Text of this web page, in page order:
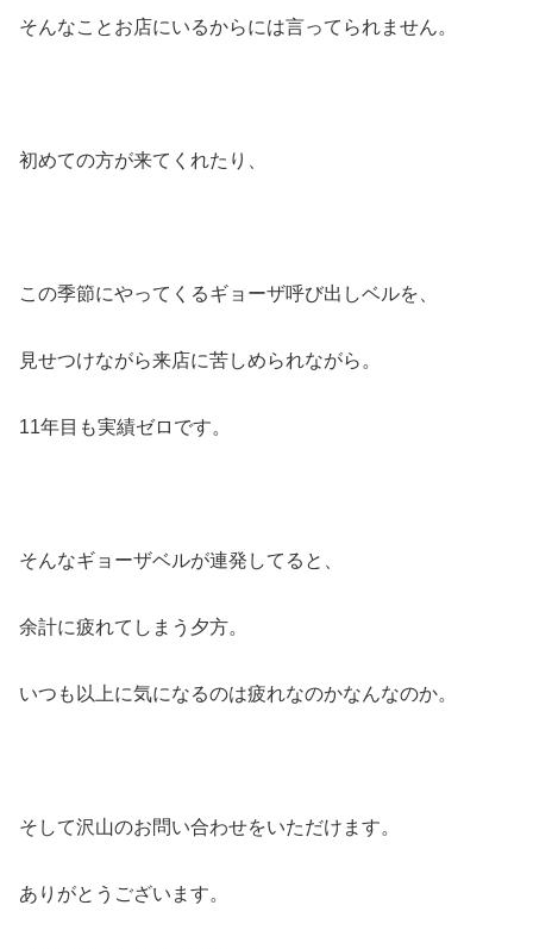
そんなことお店にいるからには言ってられません。
初めての方が来てくれたり、
この季節にやってくるギョーザ呼び出しベルを、
見せつけながら来店に苦しめられながら。
11年目も実績ゼロです。
そんなギョーザベルが連発してると、
余計に疲れてしまう夕方。
いつも以上に気になるのは疲れなのかなんなのか。
そして沢山のお問い合わせをいただけます。
ありがとうございます。